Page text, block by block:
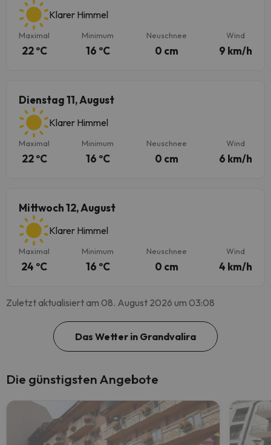
Klarer Himmel
Maximal
22 ºC
Minimum
16 ºC
Neuschnee
0 cm
Wind
9 km/h
Dienstag 11, August
Klarer Himmel
Maximal
22 ºC
Minimum
16 ºC
Neuschnee
0 cm
Wind
6 km/h
Mittwoch 12, August
Klarer Himmel
Maximal
24 ºC
Minimum
16 ºC
Neuschnee
0 cm
Wind
4 km/h
Zuletzt aktualisiert am 08. August 2026 um 03:08
Das Wetter in Grandvalira
Die günstigsten Angebote